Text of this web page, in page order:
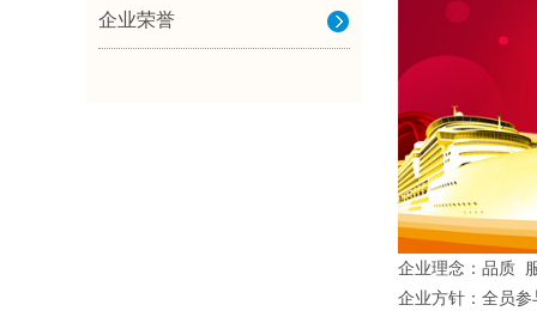
企业理念：品质
企业方针：全员
企业荣誉